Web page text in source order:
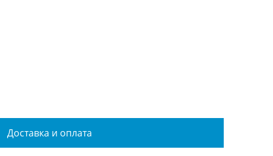
Доставка и оплата